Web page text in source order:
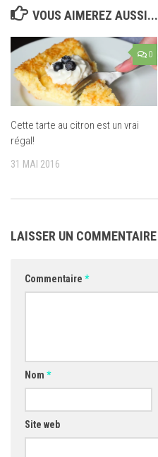
VOUS AIMEREZ AUSSI...
0
Cette tarte au citron est un vrai
régal!
31 MAI 2016
LAISSER UN COMMENTAIRE
Commentaire *
Nom *
Site web